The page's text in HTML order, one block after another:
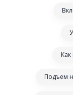
Как
Подъем